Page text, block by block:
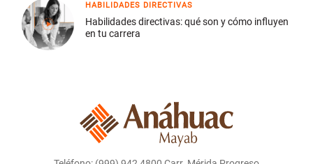
HABILIDADES DIRECTIVAS
Habilidades directivas: qué son y cómo influyen
en tu carrera